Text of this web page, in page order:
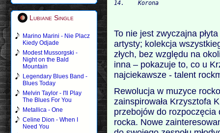
Lubiane Single
Marino Marini - Nie Placz
Kiedy Odjade
Modest Mussorgski -
Night on the Bald
Mountain
Legendary Blues Band -
Blues Today
Melvin Taylor - I'll Play
The Blues For You
Metallica - One
Celine Dion - When I
Need You
To nie jest zwyczajna
artysty; kolekcja
złych, bez względu na
inna – pokazuje to, co u
najciekawsze - talent
Rewolucja w muzyce
zainspirowała Krzysztofa
przebojów do
rocka. Nowe